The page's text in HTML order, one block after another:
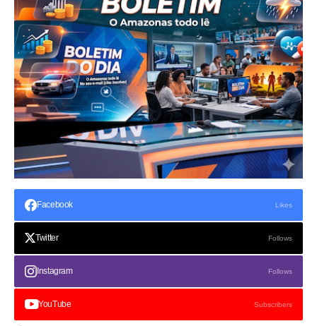
Facebook Likes
Twitter Follows
Instagram Follows
YouTube Subscribers